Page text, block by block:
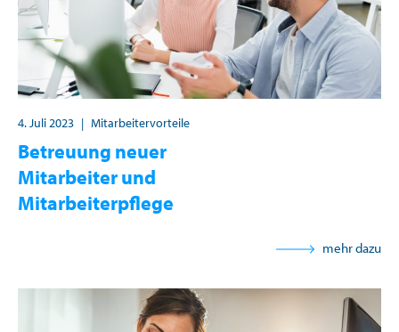
4. Juli 2023 | Mitarbeitervorteile
Betreuung neuer
Mitarbeiter und
Mitarbeiterpflege
mehr dazu